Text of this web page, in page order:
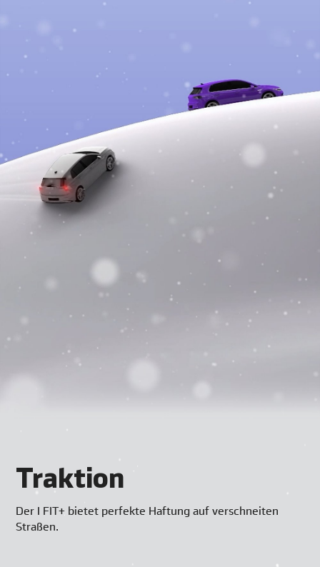
Traktion
Der I FIT+ bietet perfekte Haftung auf verschneiten
Straßen.